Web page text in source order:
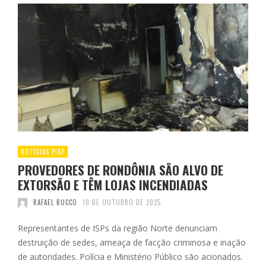
NOTÍCIAS PISP
PROVEDORES DE RONDÔNIA SÃO ALVO DE
EXTORSÃO E TÊM LOJAS INCENDIADAS
RAFAEL BUCCO 10 DE OUTUBRO DE 2025
Representantes de ISPs da região Norte denunciam
destruição de sedes, ameaça de facção criminosa e inação
de autoridades. Polícia e Ministério Público são acionados.